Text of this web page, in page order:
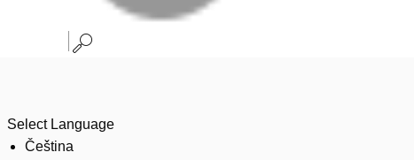
Select Language
Čeština